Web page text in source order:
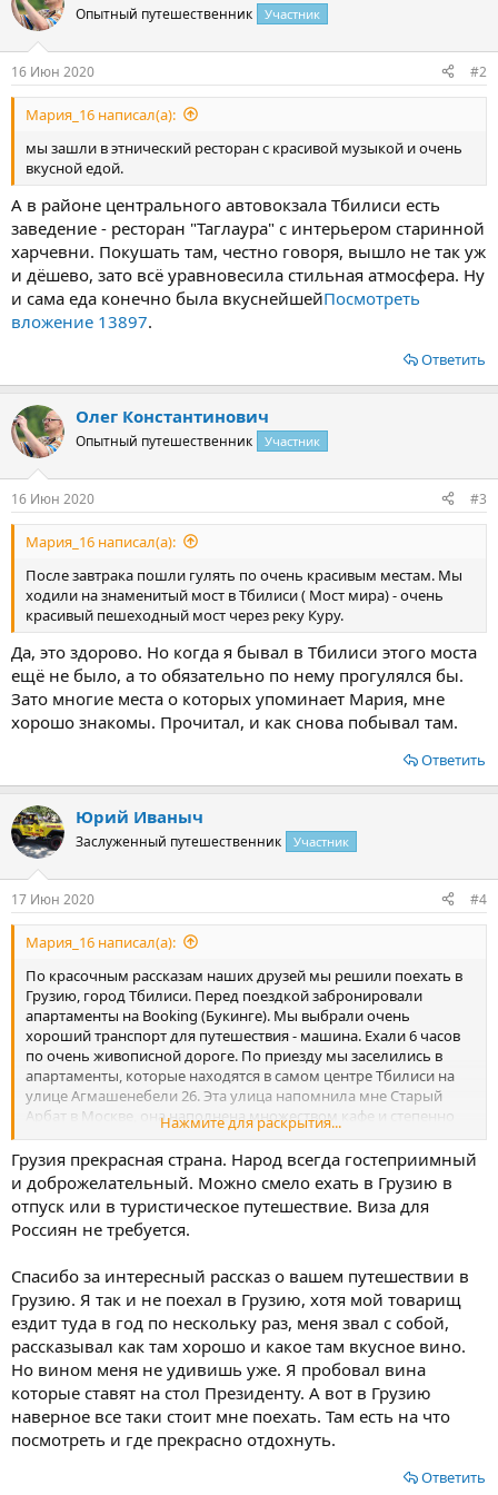
ц
и
Опытный путешественник Участник
16 Июн 2020 #2
Мария_16 написал(а):
мы зашли в этнический ресторан с красивой музыкой и очень
вкусной едой.
А в районе центрального автовокзала Тбилиси есть
заведение - ресторан "Таглаура" с интерьером старинной
харчевни. Покушать там, честно говоря, вышло не так уж
и дёшево, зато всё уравновесила стильная атмосфера. Ну
и сама еда конечно была вкуснейшейПосмотреть
вложение 13897.
Ответить
Олег Константинович
Опытный путешественник Участник
16 Июн 2020 #3
Мария_16 написал(а):
После завтрака пошли гулять по очень красивым местам. Мы
ходили на знаменитый мост в Тбилиси ( Мост мира) - очень
красивый пешеходный мост через реку Куру.
Да, это здорово. Но когда я бывал в Тбилиси этого моста
ещё не было, а то обязательно по нему прогулялся бы.
Зато многие места о которых упоминает Мария, мне
хорошо знакомы. Прочитал, и как снова побывал там.
Ответить
Юрий Иваныч
Заслуженный путешественник Участник
17 Июн 2020 #4
Мария_16 написал(а):
По красочным рассказам наших друзей мы решили поехать в
Грузию, город Тбилиси. Перед поездкой забронировали
апартаменты на Booking (Букинге). Мы выбрали очень
хороший транспорт для путешествия - машина. Ехали 6 часов
по очень живописной дороге. По приезду мы заселились в
апартаменты, которые находятся в самом центре Тбилиси на
улице Агмашенебели 26. Эта улица напомнила мне Старый
Арбат в Москве, она наполнена множеством кафе и степенно
прогуливающимися людьми. После отдыха мы отправились
изучать город.Посмотреть вложение 13871Первым был
Старый город, там мы зашли в этнический ресторан с красивой
музыкой и очень вкусной едой. Отшагав много километров и
осмотрев достопримечательности старого Тбилиси, по
приходу в апартаменты мы легли спать. На следующий день
ресторанах Тбилиси очень вкусно и не дорого. Советую всем
попробовать хачапури по-аджарски и хинкали. Цены на еду, а в
особенности на хинкали очень низкие ( 0,5 - 0,7 GEL, это 14 - 16
руб.) за одну штуку. После завтрака пошли гулять по очень
красивым местам. Мы ходили на знаменитый мост в Тбилиси (
Мост мира) - очень красивый пешеходный мост через реку
Куру.Посмотреть вложение 13869Так же посетили мост
Бараташвили, он находится выше по течению реки. После
отправились в парк Рике, который находится на левом берегу
Куры. После этой долгой, но увлекательной прогулки по
городу мы зашли в колоритный ресторан и вкусно покушали,
Нажмите для раскрытия...
Грузия прекрасная страна. Народ всегда гостеприимный
и доброжелательный. Можно смело ехать в Грузию в
отпуск или в туристическое путешествие. Виза для
Россиян не требуется.
Спасибо за интересный рассказ о вашем путешествии в
Грузию. Я так и не поехал в Грузию, хотя мой товарищ
ездит туда в год по нескольку раз, меня звал с собой,
рассказывал как там хорошо и какое там вкусное вино.
Но вином меня не удивишь уже. Я пробовал вина
которые ставят на стол Президенту. А вот в Грузию
наверное все таки стоит мне поехать. Там есть на что
посмотреть и где прекрасно отдохнуть.
Ответить